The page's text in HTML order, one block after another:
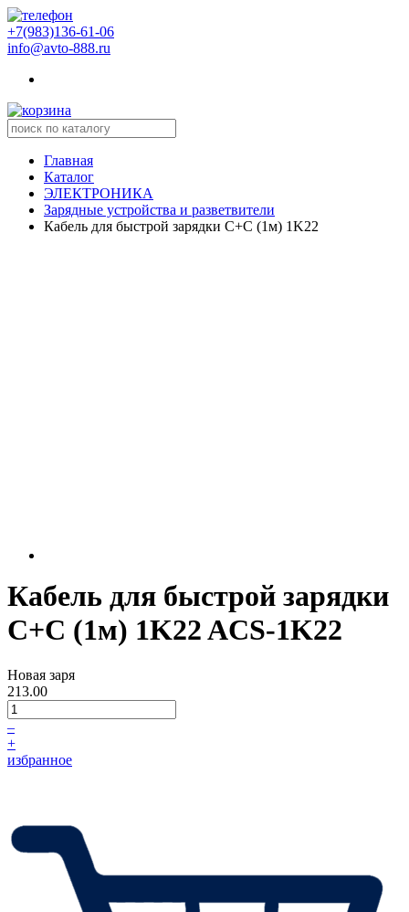
+7(983)136-61-06
info@avto-888.ru
Главная
Каталог
ЭЛЕКТРОНИКА
Зарядные устройства и разветвители
Кабель для быстрой зарядки C+C (1м) 1K22
Кабель для быстрой зарядки
C+C (1м) 1K22 ACS-1K22
Новая заря
213.00
–
+
избранное